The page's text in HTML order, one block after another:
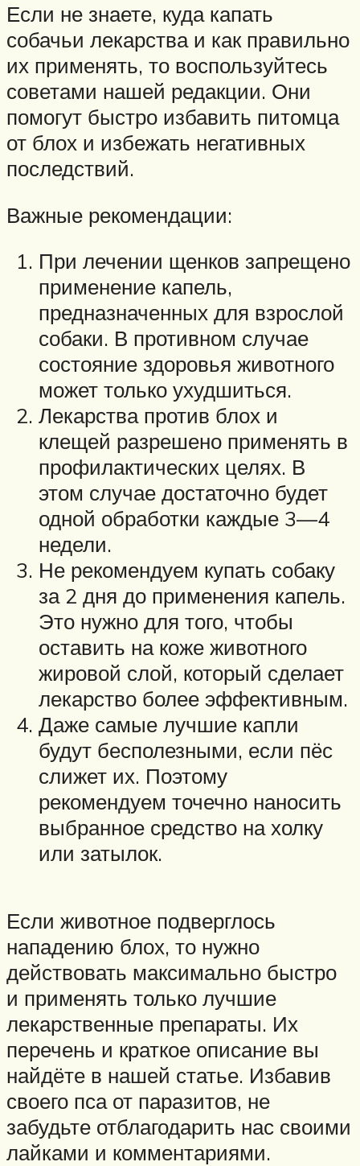
Если не знаете, куда капать
собачьи лекарства и как правильно
их применять, то воспользуйтесь
советами нашей редакции. Они
помогут быстро избавить питомца
от блох и избежать негативных
последствий.
Важные рекомендации:
При лечении щенков запрещено
применение капель,
предназначенных для взрослой
собаки. В противном случае
состояние здоровья животного
может только ухудшиться.
Лекарства против блох и
клещей разрешено применять в
профилактических целях. В
этом случае достаточно будет
одной обработки каждые 3—4
недели.
Не рекомендуем купать собаку
за 2 дня до применения капель.
Это нужно для того, чтобы
оставить на коже животного
жировой слой, который сделает
лекарство более эффективным.
Даже самые лучшие капли
будут бесполезными, если пёс
слижет их. Поэтому
рекомендуем точечно наносить
выбранное средство на холку
или затылок.
Если животное подверглось
нападению блох, то нужно
действовать максимально быстро
и применять только лучшие
лекарственные препараты. Их
перечень и краткое описание вы
найдёте в нашей статье. Избавив
своего пса от паразитов, не
забудьте отблагодарить нас своими
лайками и комментариями.